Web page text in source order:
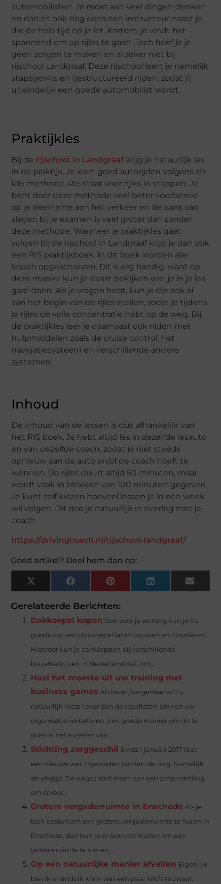
automobilisten. Je moet aan veel dingen denken
en dan zit ook nog eens een instructeur naast je,
die de hele tijd op je let. Kortom, je vindt het
spannend om op rijles te gaan. Toch hoef je je
geen zorgen te maken en al zeker niet bij
rijschool Landgraaf. Deze rijschool leert je namelijk
stapsgewijs en gestructureerd rijden, zodat jij
uiteindelijk een goede automobilist wordt.
Praktijkles
Bij de rijschool in Landgraaf krijg je natuurlijk les
in de praktijk. Je leert goed autorijden volgens de
RIS methode. RIS staat voor rijles in stappen. Je
bent door deze methode veel beter voorbereid
op je deelname aan het verkeer en de kans van
slagen bij je examen is veel groter dan zonder
deze methode. Wanneer je praktijkles gaat
volgen bij de rijschool in Landgraaf krijg je dan ook
een RIS praktijkboek. In dit boek worden alle
lessen opgeschreven. Dit is erg handig, want op
deze manier kun je alvast bekijken wat je in je les
gaat doen. Als je vragen hebt, kun je die ook al
aan het begin van de rijles stellen, zodat je tijdens
je rijles de volle concentratie hebt op de weg. Bij
de praktijkles leer je daarnaast ook rijden met
hulpmiddelen zoals de cruise control, het
navigatiesysteem en verschillende andere
systemen.
Inhoud
De inhoud van de lessen is dus afhankelijk van
het RIS boek. Je hebt altijd les in dezelfde lesauto
en van dezelfde coach, zodat je niet steeds
opnieuw aan de auto en/of de coach hoeft te
wennen. De rijles duurt altijd 50 minuten, maar
wordt vaak in blokken van 100 minuten gegeven.
Je kunt zelf kiezen hoeveel lessen je in een week
wil volgen. Dit doe je natuurlijk in overleg met je
coach.
https://drivingcoach.nl/rijschool-landgraaf/
Goed artikel? Deel hem dan op:
X
(Twitter)
Facebook Pinterest LinkedIn Email
Gerelateerde Berichten:
Dakkoepel kopen Ook voor je woning kun je nu
goedkoop een dakkoepel laten bouwen en installeren.
Hiervoor kun je aankloppen bij verschillende
bouwbedrijven in Nederland dat zich...
Haal het meeste uit uw training met
business games Als bedrijfseigenaar wilt u
natuurlijk niets liever dan de resultaten binnen uw
organisatie verbeteren. Een goede manier om dit te
doen is het inzetten van...
Stichting zorggeschil Sinds 1 januari 2017 is er
een nieuwe wet ingetreden binnen de zorg. Namelijk
de wkggz. De wkgzz stelt eisen aan een zorginstelling
om ervoor...
Grotere vergaderruimte in Enschede Als je
toch besluit om een grotere vergaderruimte te huren in
Enschede, dan kun je er ook voor kiezen om een
grotere ruimte te kiezen....
Op een natuurlijke manier afvallen Eigenlijk
ben ik al sinds ik klein was een paar kilo’s te zwaar.